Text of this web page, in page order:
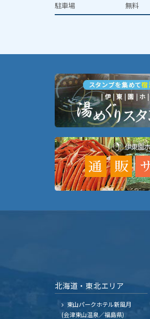
駐車場
無料
北海道・東北エリア
東山パークホテル新風月
(会津東山温泉／福島県)